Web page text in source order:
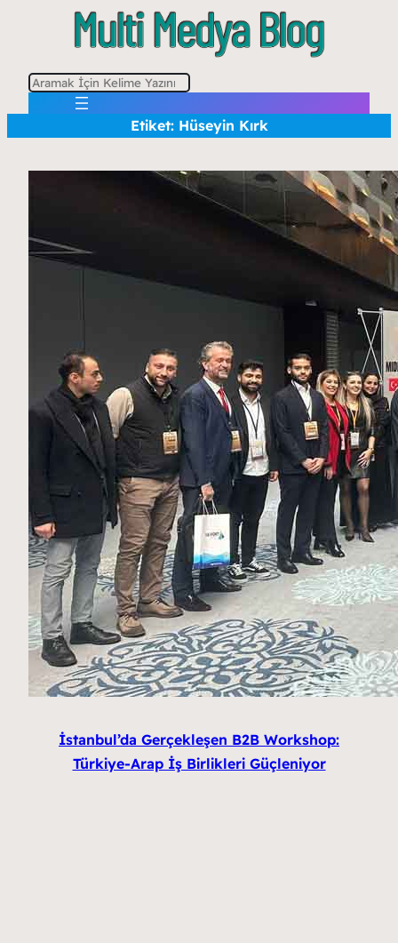
A
Etiket: Hüseyin Kırk
İstanbul’da Gerçekleşen B2B Workshop:
Türkiye-Arap İş Birlikleri Güçleniyor